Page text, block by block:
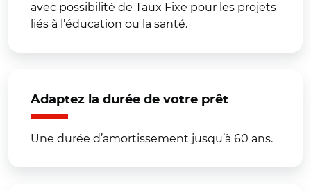
avec possibilité de Taux Fixe pour les projets
liés à l’éducation ou la santé.
Adaptez la durée de votre prêt
Une durée d’amortissement jusqu’à 60 ans.